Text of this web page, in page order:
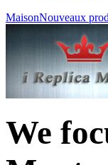
MaisonNouveaux
We